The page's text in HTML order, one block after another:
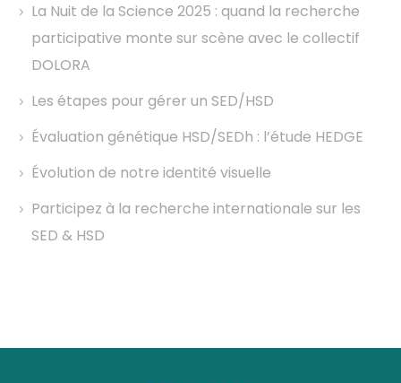
La Nuit de la Science 2025 : quand la recherche
participative monte sur scène avec le collectif
DOLORA
Les étapes pour gérer un SED/HSD
Évaluation génétique HSD/SEDh : l’étude HEDGE
Évolution de notre identité visuelle
Participez à la recherche internationale sur les
SED & HSD